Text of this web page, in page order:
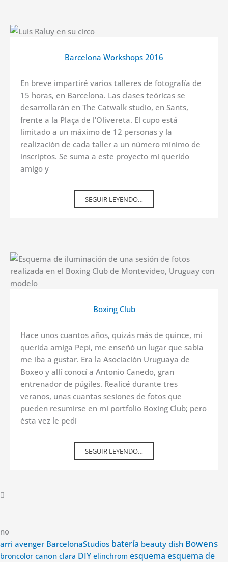
Barcelona Workshops 2016
En breve impartiré varios talleres de fotografía de
15 horas, en Barcelona. Las clases teóricas se
desarrollarán en The Catwalk studio, en Sants,
frente a la Plaça de l'Olivereta. El cupo está
limitado a un máximo de 12 personas y la
realización de cada taller a un número mínimo de
inscriptos. Se suma a este proyecto mi querido
amigo y
SEGUIR LEYENDO…
Boxing Club
Hace unos cuantos años, quizás más de quince, mi
querida amiga Pepi, me enseñó un lugar que sabía
me iba a gustar. Era la Asociación Uruguaya de
Boxeo y allí conocí a Antonio Canedo, gran
entrenador de púgiles. Realicé durante tres
veranos, unas cuantas sesiones de fotos que
pueden resumirse en mi portfolio Boxing Club; pero
ésta vez le pedí
SEGUIR LEYENDO…
no
arri avenger BarcelonaStudios batería beauty dish Bowens
broncolor canon clara DIY elinchrom esquema esquema de